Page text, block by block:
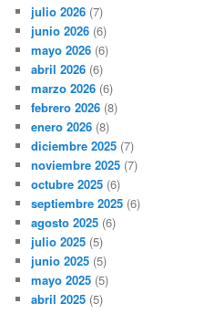
julio 2026 (7)
junio 2026 (6)
mayo 2026 (6)
abril 2026 (6)
marzo 2026 (6)
febrero 2026 (8)
enero 2026 (8)
diciembre 2025 (7)
noviembre 2025 (7)
octubre 2025 (6)
septiembre 2025 (6)
agosto 2025 (6)
julio 2025 (5)
junio 2025 (5)
mayo 2025 (5)
abril 2025 (5)